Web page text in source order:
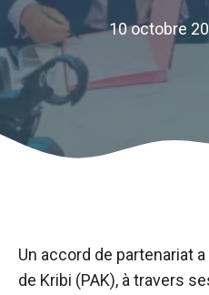
10 octobre
Un accord de partenariat
de Kribi (PAK), à travers